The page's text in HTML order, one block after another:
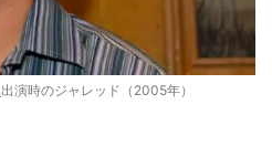
出演時のジャレッド（2005年）